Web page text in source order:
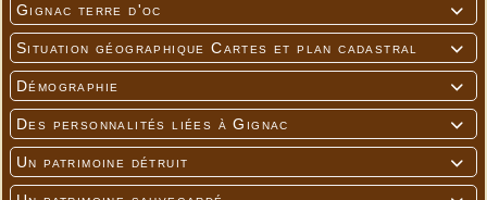

Gignac terre d'oc

Situation géographique Cartes et plan cadastral

Démographie

Des personnalités liées à Gignac

Un patrimoine détruit